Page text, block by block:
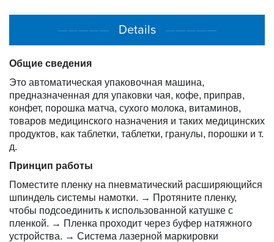
Вес машины
Прибл. 3600 кг
————— Details —————
Общие сведения
Это автоматическая упаковочная машина,
предназначенная для упаковки чая, кофе, приправ,
конфет, порошка матча, сухого молока, витаминов,
товаров медицинского назначения и таких медицинских
продуктов, как таблетки, таблетки, гранулы, порошки и т.
д.
Принцип работы
Поместите пленку на пневматический расширяющийся
шпиндель системы намотки. → Протяните пленку,
чтобы подсоединить к использованной катушке с
пленкой. → Пленка проходит через буфер натяжного
устройства. → Система лазерной маркировки